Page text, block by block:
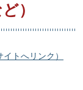
）
トへリンク）